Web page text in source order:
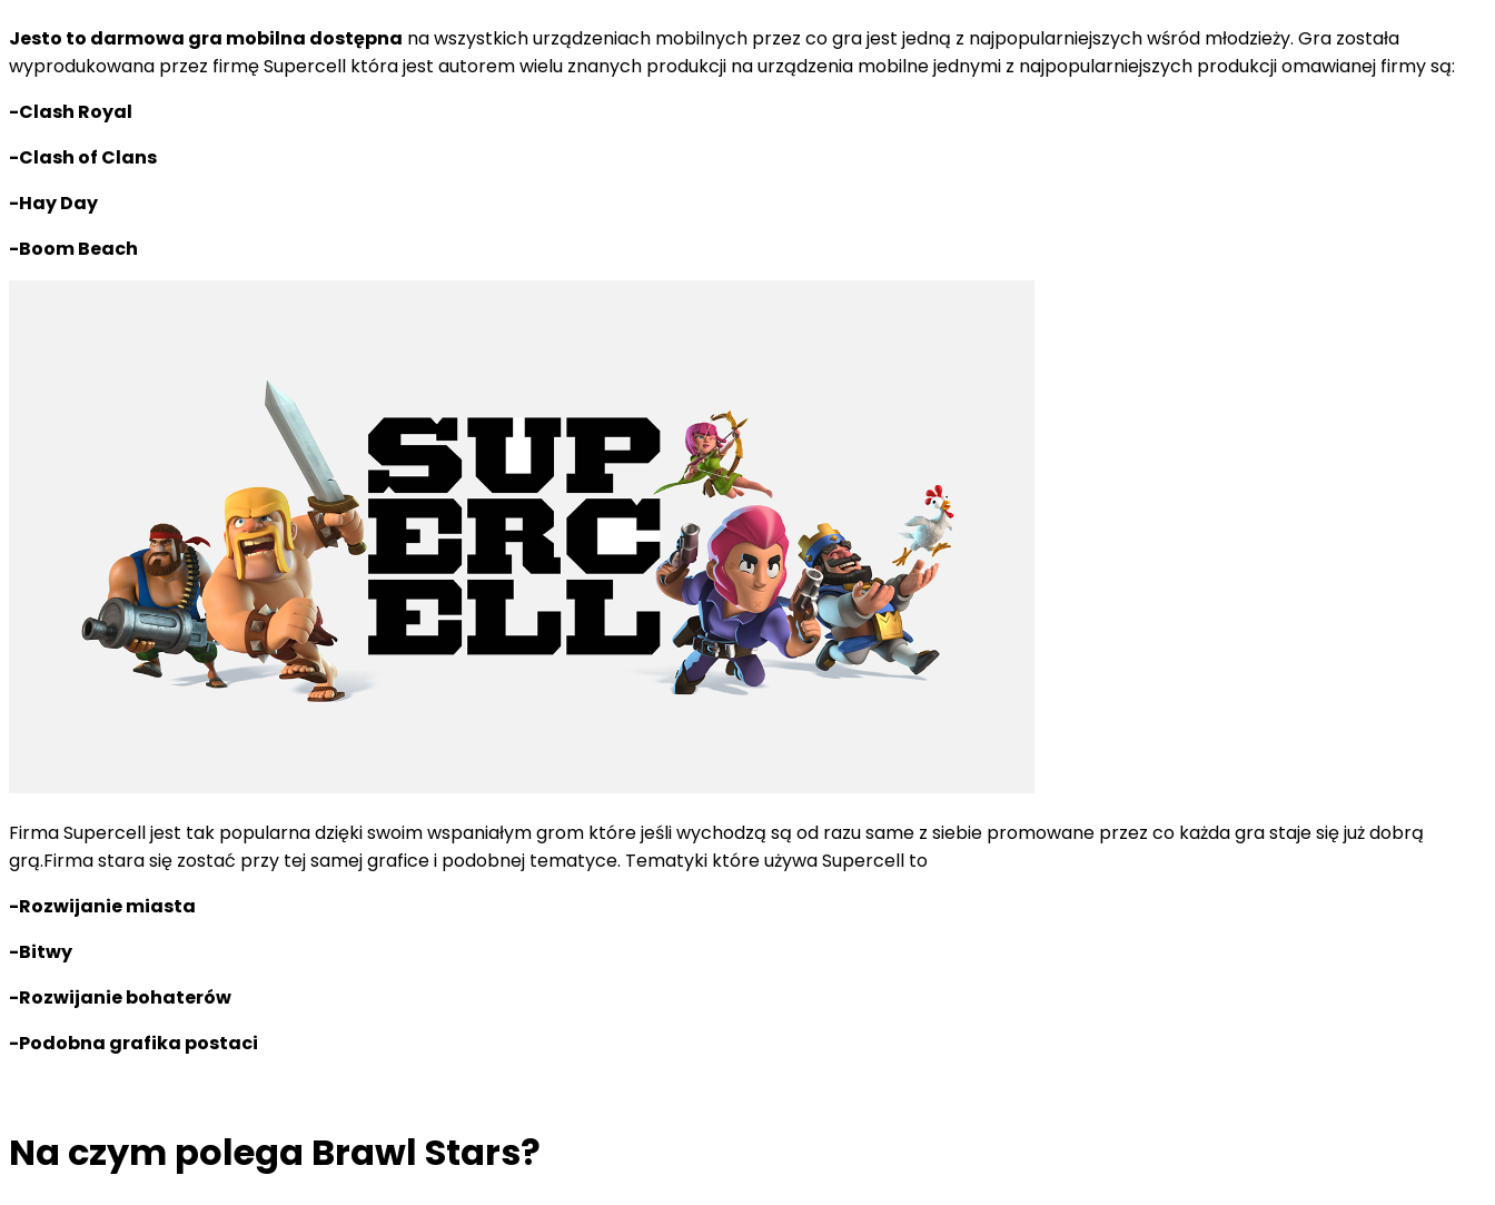
Jesto to darmowa gra mobilna dostępna na wszystkich urządzeniach mobilnych przez co gra jest jedną z najpopularniejszych wśród młodzieży. Gra została
wyprodukowana przez firmę Supercell która jest autorem wielu znanych produkcji na urządzenia mobilne jednymi z najpopularniejszych produkcji omawianej firmy są:
-Clash Royal
-Clash of Clans
-Hay Day
-Boom Beach
Firma Supercell jest tak popularna dzięki swoim wspaniałym grom które jeśli wychodzą są od razu same z siebie promowane przez co każda gra staje się już dobrą
grą.Firma stara się zostać przy tej samej grafice i podobnej tematyce. Tematyki które używa Supercell to
-Rozwijanie miasta
-Bitwy
-Rozwijanie bohaterów
-Podobna grafika postaci
Na czym polega Brawl Stars?